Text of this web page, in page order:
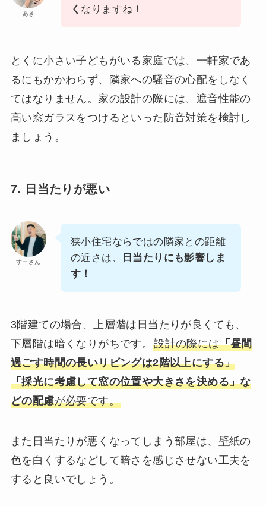
あき
く なりますね！
とくに小さい子どもがいる家庭では、一軒家であ
るにもかかわらず、隣家への騒音の心配をしなく
てはなりません。家の設計の際には、遮音性能の
高い窓ガラスをつけるといった防音対策を検討し
ましょう。
7. 日当たりが悪い
すーさん
狭小住宅ならではの隣家との距離
の近さは、
日当たりにも影響しま
す！
3階建ての場合、上層階は日当たりが良くても、
下層階は暗くなりがちです。設計の際には「昼間
過ごす時間の長いリビングは2階以上にする」
「採光に考慮して窓の位置や大きさを決める」な
どの配慮が必要です。
また日当たりが悪くなってしまう部屋は、壁紙の
色を白くするなどして暗さを感じさせない工夫を
すると良いでしょう。